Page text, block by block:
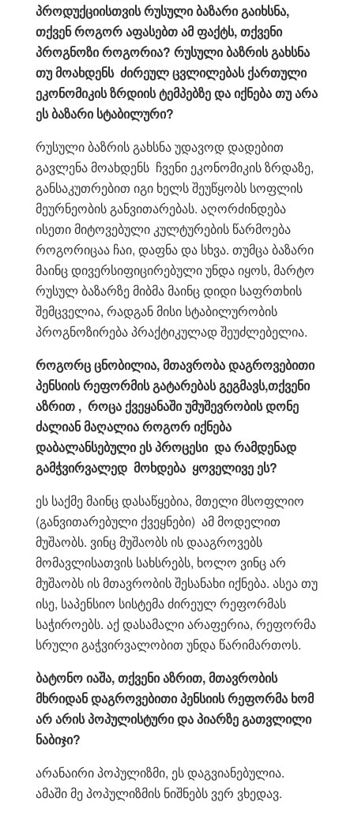
პროდუქციისთვის რუსული ბაზარი გაიხსნა,
თქვენ როგორ აფასებთ ამ ფაქტს, თქვენი
პროგნოზი როგორია? რუსული ბაზრის გახსნა
თუ მოახდენს ძირეულ ცვლილებას ქართული
ეკონომიკის ზრდიის ტემპებზე და იქნება თუ არა
ეს ბაზარი სტაბილური?
რუსული ბაზრის გახსნა უდავოდ დადებით
გავლენა მოახდენს ჩვენი ეკონომიკის ზრდაზე,
განსაკუთრებით იგი ხელს შეუწყობს სოფლის
მეურნეობის განვითარებას. აღორძინდება
ისეთი მიტოვებული კულტურების წარმოება
როგორიცაა ჩაი, დაფნა და სხვა. თუმცა ბაზარი
მაინც დივერსიფიცირებული უნდა იყოს, მარტო
რუსულ ბაზარზე მიბმა მაინც დიდი საფრთხის
შემცველია, რადგან მისი სტაბილურობის
პროგნოზირება პრაქტიკულად შეუძლებელია.
როგორცცნობილია, მთავრობა დაგროვებითი
პენსიის რეფორმის გატარებას გეგმავს,თქვენი
აზრით , როცა ქვეყანაში უმუშევრობის დონე
ძალიან მაღალია როგორ იქნება
დაბალანსებული ეს პროცესი და რამდენად
გამჭვირვალედ მოხდება ყოველივე ეს?
ეს საქმე მაინც დასაწყებია, მთელი მსოფლიო
(განვითარებული ქვეყნები) ამ მოდელით
მუშაობს. ვინც მუშაობს ის დააგროვებს
მომავლისათვის სახსრებს, ხოლო ვინც არ
მუშაობს ის მთავრობის შესანახი იქნება. ასეა თუ
ისე, საპენსიო სისტემა ძირეულ რეფორმას
საჭიროებს. აქ დასამალი არაფერია, რეფორმა
სრული გაჭვირვალობით უნდა წარიმართოს.
ბატონოიაშა, თქვენი აზრით, მთავრობის
მხრიდან დაგროვებითი პენსიის რეფორმა ხომ
არ არის პოპულისტური და პიარზე გათვლილი
ნაბიჯი?
არანაირი პოპულიზმი, ეს დაგვიანებულია.
ამაში მე პოპულიზმის ნიშნებს ვერ ვხედავ.